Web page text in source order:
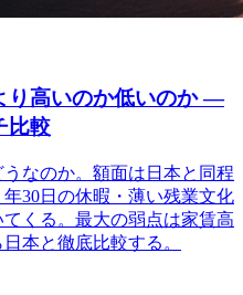
り高いのか低いのか —
比較
なのか。額面は日本と同程
30日の休暇・薄い残業文化
くる。最大の弱点は家賃高
本と徹底比較する。